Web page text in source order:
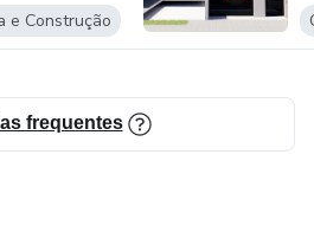
e Construção
frequentes